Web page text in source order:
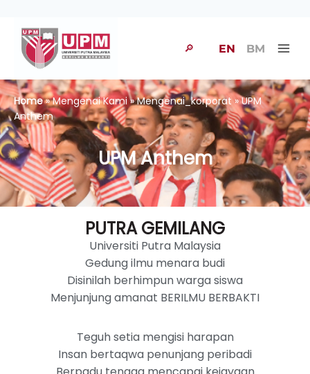
🔎 EN BM
Home» Mengenai Kami » Mengenai_korporat » UPM
Anthem
UPM Anthem
PUTRA GEMILANG
Universiti Putra Malaysia
Gedung ilmu menara budi
Disinilah berhimpun warga siswa
Menjunjung amanat BERILMU BERBAKTI
Teguh setia mengisi harapan
Insan bertaqwa penunjang peribadi